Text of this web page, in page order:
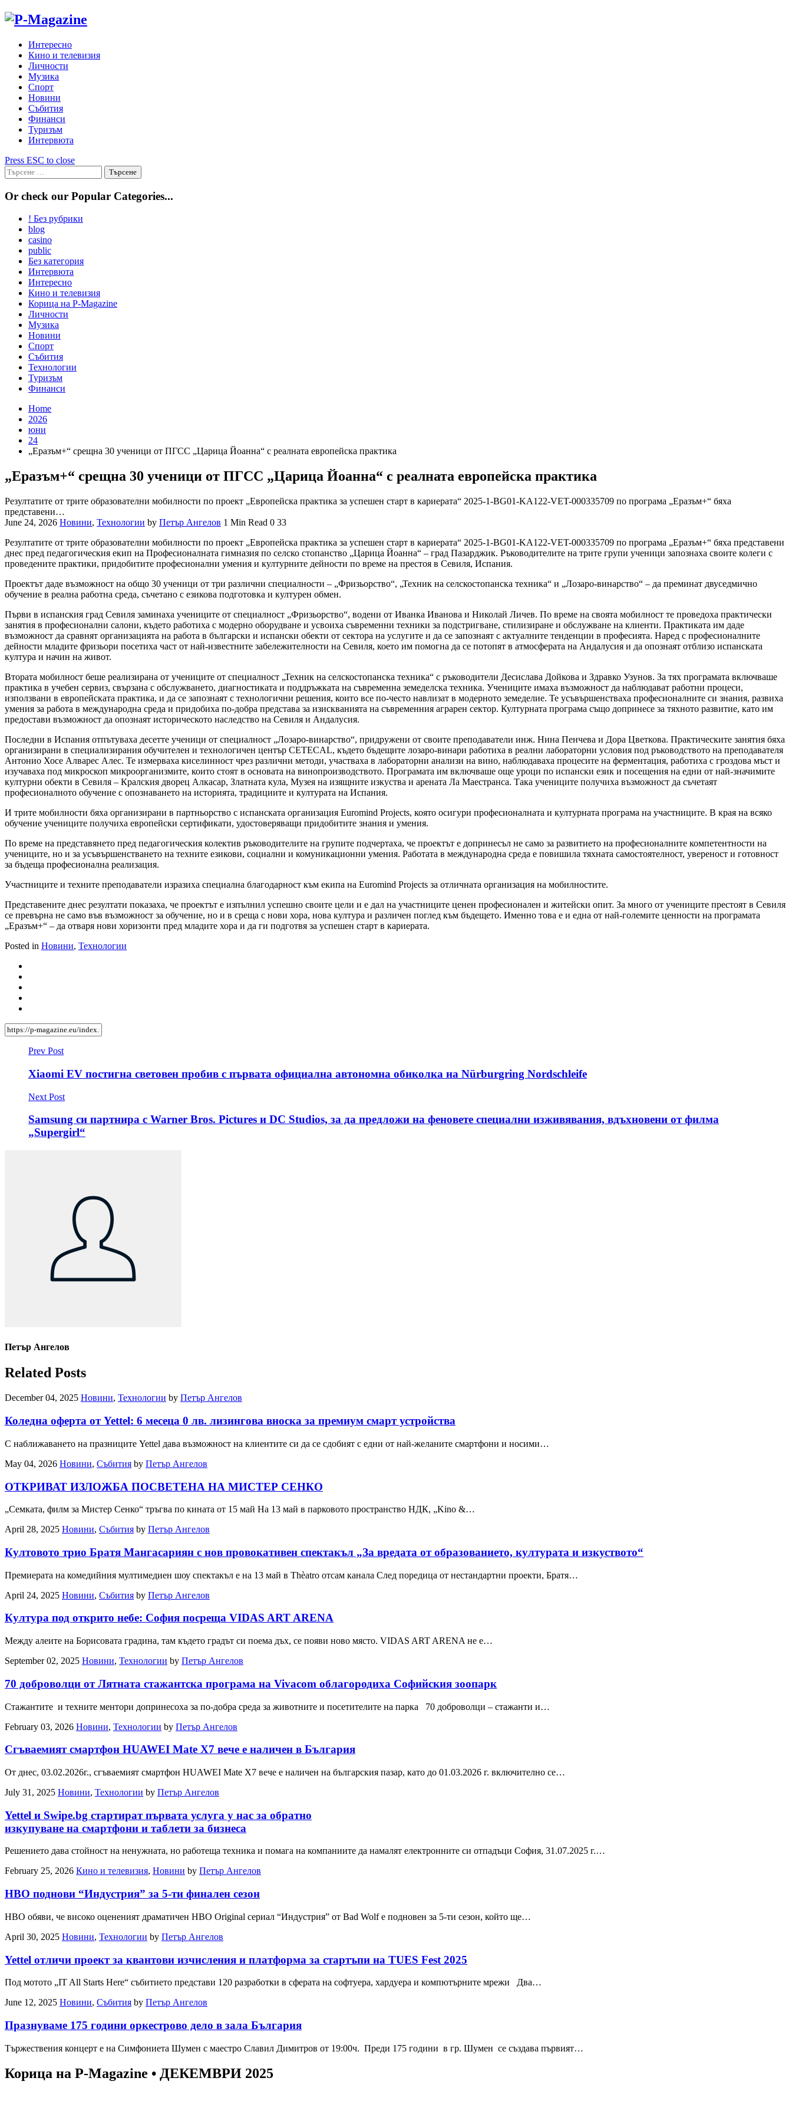
Skip
Интересно
Кино и телевизия
Личности
Музика
Спорт
Новини
Събития
Финанси
Туризъм
Интервюта
Press ESC to close
Търсене
за:
Or check our Popular Categories...
! Без рубрики
blog
casino
public
Без категория
Интервюта
Интересно
Кино и телевизия
Корица на P-Magazine
Личности
Музика
Новини
Спорт
Събития
Технологии
Туризъм
Финанси
Home
2026
юни
24
„Еразъм+“ срещна 30 ученици от ПГСС „Царица Йоанна“ с реалната европейска практика
„Еразъм+“ срещна 30 ученици от ПГСС „Царица Йоанна“ с реалната европейска практика
Резултатите от трите образователни мобилности по проект „Европейска практика за успешен старт в кариерата“ 2025-1-BG01-KA122-VET-000335709 по програма „Еразъм+“ бяха
представени…
June 24, 2026 Новини, Технологии by Петър Ангелов 1 Min Read 0 33
Резултатите от трите образователни мобилности по проект „Европейска практика за успешен старт в кариерата“ 2025-1-BG01-KA122-VET-000335709 по програма „Еразъм+“ бяха представени
днес пред педагогическия екип на Професионалната гимназия по селско стопанство „Царица Йоанна“ – град Пазарджик. Ръководителите на трите групи ученици запознаха своите колеги с
проведените практики, придобитите професионални умения и културните дейности по време на престоя в Севиля, Испания.
Проектът даде възможност на общо 30 ученици от три различни специалности – „Фризьорство“, „Техник на селскостопанска техника“ и „Лозаро-винарство“ – да преминат двуседмично
обучение в реална работна среда, съчетано с езикова подготовка и културен обмен.
Първи в испанския град Севиля заминаха учениците от специалност „Фризьорство“, водени от Иванка Иванова и Николай Личев. По време на своята мобилност те проведоха практически
занятия в професионални салони, където работиха с модерно оборудване и усвоиха съвременни техники за подстригване, стилизиране и обслужване на клиенти. Практиката им даде
възможност да сравнят организацията на работа в български и испански обекти от сектора на услугите и да се запознаят с актуалните тенденции в професията. Наред с професионалните
дейности младите фризьори посетиха част от най-известните забележителности на Севиля, което им помогна да се потопят в атмосферата на Андалусия и да опознаят отблизо испанската
култура и начин на живот.
Втората мобилност беше реализирана от учениците от специалност „Техник на селскостопанска техника“ с ръководители Десислава Дойкова и Здравко Узунов. За тях програмата включваше
практика в учебен сервиз, свързана с обслужването, диагностиката и поддръжката на съвременна земеделска техника. Учениците имаха възможност да наблюдават работни процеси,
използвани в европейската практика, и да се запознаят с технологични решения, които все по-често навлизат в модерното земеделие. Те усъвършенстваха професионалните си знания, развиха
умения за работа в международна среда и придобиха по-добра представа за изискванията на съвременния аграрен сектор. Културната програма също допринесе за тяхното развитие, като им
предостави възможност да опознаят историческото наследство на Севиля и Андалусия.
Последни в Испания отпътуваха десетте ученици от специалност „Лозаро-винарство“, придружени от своите преподаватели инж. Нина Пенчева и Дора Цветкова. Практическите занятия бяха
организирани в специализирания обучителен и технологичен център CETECAL, където бъдещите лозаро-винари работиха в реални лабораторни условия под ръководството на преподавателя
Антонио Хосе Алварес Алес. Те измерваха киселинност чрез различни методи, участваха в лабораторни анализи на вино, наблюдаваха процесите на ферментация, работиха с гроздова мъст и
изучаваха под микроскоп микроорганизмите, които стоят в основата на винопроизводството. Програмата им включваше още уроци по испански език и посещения на едни от най-значимите
културни обекти в Севиля – Кралския дворец Алкасар, Златната кула, Музея на изящните изкуства и арената Ла Маестранса. Така учениците получиха възможност да съчетаят
професионалното обучение с опознаването на историята, традициите и културата на Испания.
И трите мобилности бяха организирани в партньорство с испанската организация Euromind Projects, която осигури професионалната и културната програма на участниците. В края на всяко
обучение учениците получиха европейски сертификати, удостоверяващи придобитите знания и умения.
По време на представянето пред педагогическия колектив ръководителите на групите подчертаха, че проектът е допринесъл не само за развитието на професионалните компетентности на
учениците, но и за усъвършенстването на техните езикови, социални и комуникационни умения. Работата в международна среда е повишила тяхната самостоятелност, увереност и готовност
за бъдеща професионална реализация.
Участниците и техните преподаватели изразиха специална благодарност към екипа на Euromind Projects за отличната организация на мобилностите.
Представените днес резултати показаха, че проектът е изпълнил успешно своите цели и е дал на участниците ценен професионален и житейски опит. За много от учениците престоят в Севиля
се превърна не само във възможност за обучение, но и в среща с нови хора, нова култура и различен поглед към бъдещето. Именно това е и една от най-големите ценности на програмата
„Еразъм+“ – да отваря нови хоризонти пред младите хора и да ги подготвя за успешен старт в кариерата.
Posted in Новини, Технологии
Prev Post
Xiaomi EV постигна световен пробив с първата официална автономна обиколка на Nürburgring Nordschleife
Next Post
Samsung си партнира с Warner Bros. Pictures и DC Studios, за да предложи на феновете специални изживявания, вдъхновени от филма
„Supergirl“
Петър Ангелов
Related Posts
December 04, 2025 Новини, Технологии by Петър Ангелов
Коледна оферта от Yettel: 6 месеца 0 лв. лизингова вноска за премиум смарт устройства
С наближаването на празниците Yettel дава възможност на клиентите си да се сдобият с едни от най-желаните смартфони и носими…
May 04, 2026 Новини, Събития by Петър Ангелов
ОТКРИВАТ ИЗЛОЖБА ПОСВЕТЕНА НА МИСТЕР СЕНКО
„Семката, филм за Мистер Сенко“ тръгва по кината от 15 май На 13 май в парковото пространство НДК, „Kino &…
April 28, 2025 Новини, Събития by Петър Ангелов
Култовото трио Братя Мангасариян с нов провокативен спектакъл „За вредата от образованието, културата и изкуството“
Премиерата на комедийния мултимедиен шоу спектакъл е на 13 май в Thѐatro отсам канала След поредица от нестандартни проекти, Братя…
April 24, 2025 Новини, Събития by Петър Ангелов
Култура под открито небе: София посреща VIDAS ART ARENA
Между алеите на Борисовата градина, там където градът си поема дъх, се появи ново място. VIDAS ART ARENA не е…
September 02, 2025 Новини, Технологии by Петър Ангелов
70 доброволци от Лятната стажантска програма на Vivacom облагородиха Софийския зоопарк
Стажантите и техните ментори допринесоха за по-добра среда за животните и посетителите на парка 70 доброволци – стажанти и…
February 03, 2026 Новини, Технологии by Петър Ангелов
Сгъваемият смартфон HUAWEI Mate X7 вече е наличен в България
От днес, 03.02.2026г., сгъваемият смартфон HUAWEI Mate X7 вече е наличен на българския пазар, като до 01.03.2026 г. включително се…
July 31, 2025 Новини, Технологии by Петър Ангелов
Yettel и Swipe.bg стартират първата услуга у нас за обратно
изкупуване на смартфони и таблети за бизнеса
Решението дава стойност на ненужната, но работеща техника и помага на компаниите да намалят електронните си отпадъци София, 31.07.2025 г.…
February 25, 2026 Кино и телевизия, Новини by Петър Ангелов
HBO поднови “Индустрия” за 5-ти финален сезон
HBO обяви, че високо оцененият драматичен HBO Original сериал “Индустрия” от Bad Wolf е подновен за 5-ти сезон, който ще…
April 30, 2025 Новини, Технологии by Петър Ангелов
Yettel отличи проект за квантови изчисления и платформа за стартъпи на TUES Fest 2025
Под мотото „IT All Starts Here“ събитието представи 120 разработки в сферата на софтуера, хардуера и компютърните мрежи Два…
June 12, 2025 Новини, Събития by Петър Ангелов
Празнуваме 175 години оркестрово дело в зала България
Тържествения концерт е на Симфониета Шумен с маестро Славил Димитров от 19:00ч. Преди 175 години в гр. Шумен се създава първият…
Корица на P-Magazine • ДЕКЕМВРИ 2025